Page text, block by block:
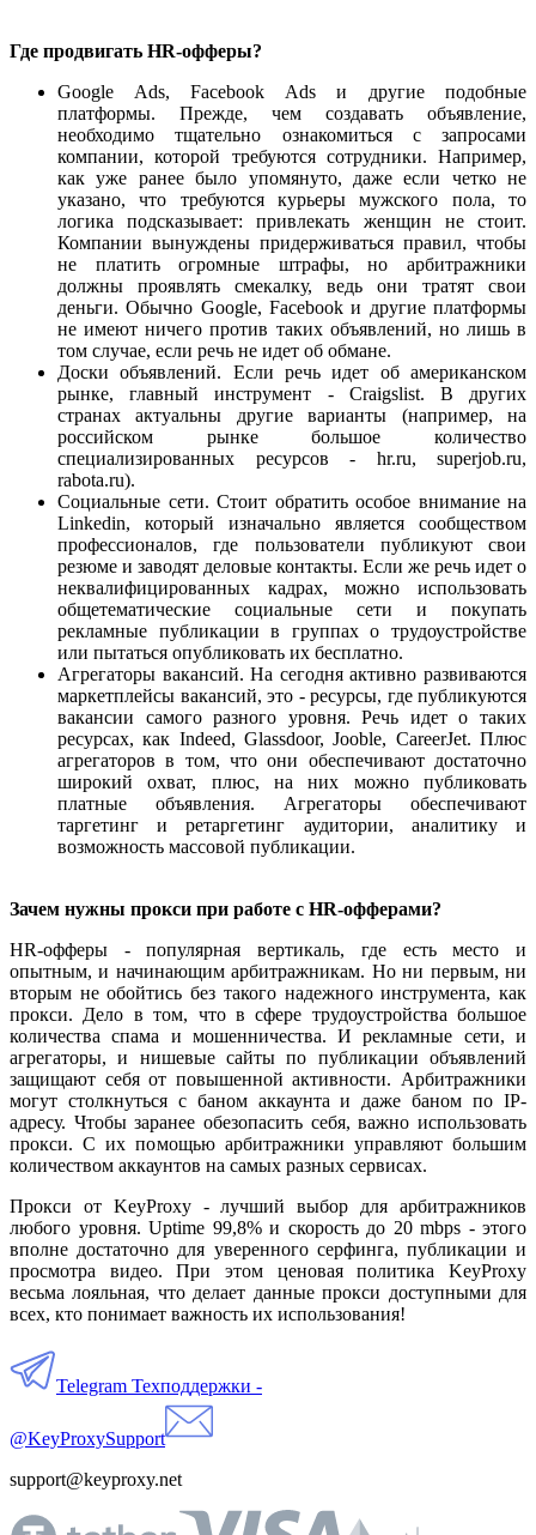
Где продвигать HR-офферы?
Google Ads, Facebook Ads и другие подобные
платформы. Прежде, чем создавать объявление,
необходимо тщательно ознакомиться с запросами
компании, которой требуются сотрудники. Например,
как уже ранее было упомянуто, даже если четко не
указано, что требуются курьеры мужского пола, то
логика подсказывает: привлекать женщин не стоит.
Компании вынуждены придерживаться правил, чтобы
не платить огромные штрафы, но арбитражники
должны проявлять смекалку, ведь они тратят свои
деньги. Обычно Google, Facebook и другие платформы
не имеют ничего против таких объявлений, но лишь в
том случае, если речь не идет об обмане.
Доски объявлений. Если речь идет об американском
рынке, главный инструмент - Craigslist. В других
странах актуальны другие варианты (например, на
российском рынке большое количество
специализированных ресурсов - hr.ru, superjob.ru,
rabota.ru).
Социальные сети. Стоит обратить особое внимание на
Linkedin, который изначально является сообществом
профессионалов, где пользователи публикуют свои
резюме и заводят деловые контакты. Если же речь идет о
неквалифицированных кадрах, можно использовать
общетематические социальные сети и покупать
рекламные публикации в группах о трудоустройстве
или пытаться опубликовать их бесплатно.
Агрегаторы вакансий. На сегодня активно развиваются
маркетплейсы вакансий, это - ресурсы, где публикуются
вакансии самого разного уровня. Речь идет о таких
ресурсах, как Indeed, Glassdoor, Jooble, CareerJet. Плюс
агрегаторов в том, что они обеспечивают достаточно
широкий охват, плюс, на них можно публиковать
платные объявления. Агрегаторы обеспечивают
таргетинг и ретаргетинг аудитории, аналитику и
возможность массовой публикации.
Зачем нужны прокси при работе с HR-офферами?
HR-офферы - популярная вертикаль, где есть место и
опытным, и начинающим арбитражникам. Но ни первым, ни
вторым не обойтись без такого надежного инструмента, как
прокси. Дело в том, что в сфере трудоустройства большое
количества спама и мошенничества. И рекламные сети, и
агрегаторы, и нишевые сайты по публикации объявлений
защищают себя от повышенной активности. Арбитражники
могут столкнуться с баном аккаунта и даже баном по IP-
адресу. Чтобы заранее обезопасить себя, важно использовать
прокси. С их помощью арбитражники управляют большим
количеством аккаунтов на самых разных сервисах.
Прокси от KeyProxy - лучший выбор для арбитражников
любого уровня. Uptime 99,8% и скорость до 20 mbps - этого
вполне достаточно для уверенного серфинга, публикации и
просмотра видео. При этом ценовая политика KeyProxy
весьма лояльная, что делает данные прокси доступными для
всех, кто понимает важность их использования!
Telegram Техподдержки -
@KeyProxySupport
support@keyproxy.net